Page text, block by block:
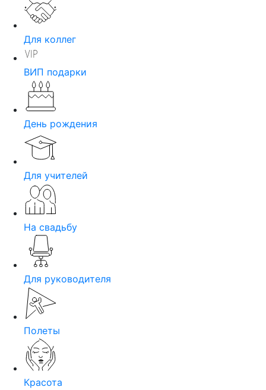
Для коллег
ВИП подарки
День рождения
Для учителей
На свадьбу
Для руководителя
Полеты
Красота